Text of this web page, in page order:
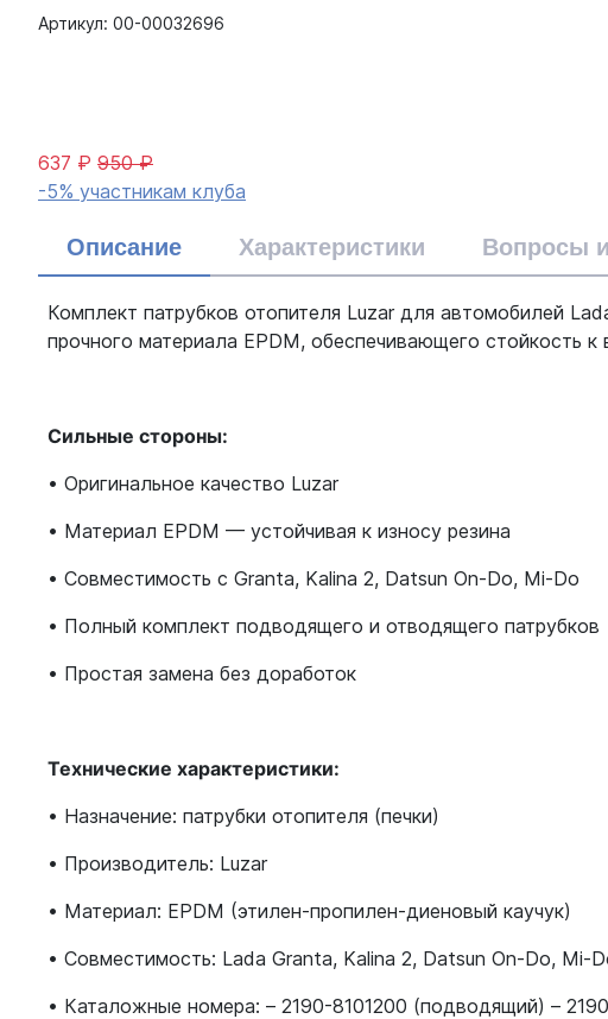
Артикул: 00-00032696
637 ₽ 950 ₽
-5% участникам клуба
Описание Характеристики Вопросы
Комплект патрубков отопителя Luzar для автомобилей
прочного материала EPDM, обеспечивающего стойкость
Сильные стороны:
• Оригинальное качество Luzar
• Материал EPDM — устойчивая к износу резина
• Совместимость с Granta, Kalina 2, Datsun On-Do, Mi-Do
• Полный комплект подводящего и отводящего патрубков
• Простая замена без доработок
Технические характеристики:
• Назначение: патрубки отопителя (печки)
• Производитель: Luzar
• Материал: EPDM (этилен-пропилен-диеновый каучук)
• Совместимость: Lada Granta, Kalina 2, Datsun On-Do,
• Каталожные номера: – 2190-8101200 (подводящий) –